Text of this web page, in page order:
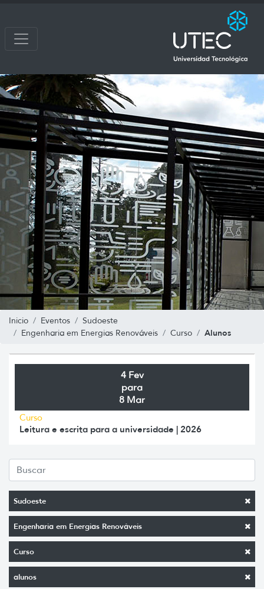
Inicio Eventos
Sudoeste
Engenharia em Energias Renováveis
Curso Alunos
Sudoeste
Engenharia em Energias Renováveis
Curso
alunos
4 Fev
para
8 Mar
Curso
Leitura e escrita para a universidade | 2026